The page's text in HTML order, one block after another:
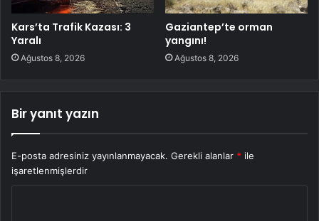
Kars’ta Trafik Kazası: 3
Yaralı
Ağustos 8, 2026
Gaziantep’te orman
yangını!
Ağustos 8, 2026
Bir yanıt yazın
E-posta adresiniz yayınlanmayacak. Gerekli alanlar * ile
işaretlenmişlerdir